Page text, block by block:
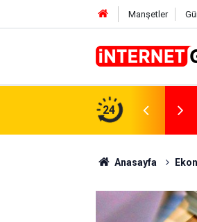
Manşetler
24
TL Yükseliyor: İşte Yeni Fiyatlar..
Anasayfa